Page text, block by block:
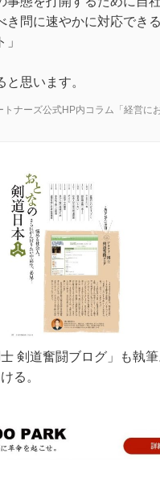
き問に速やかに対応でき
」
と思います。
ナーズ公式HP内コラム「経営に
士 剣道奮闘ブログ」も執
る。